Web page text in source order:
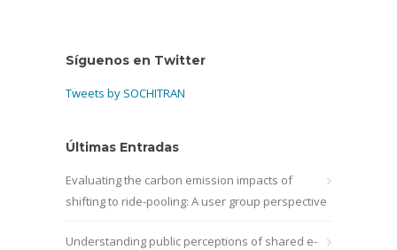
Síguenos en Twitter
Tweets by SOCHITRAN
Últimas Entradas
Evaluating the carbon emission impacts of
shifting to ride-pooling: A user group perspective
Understanding public perceptions of shared e-